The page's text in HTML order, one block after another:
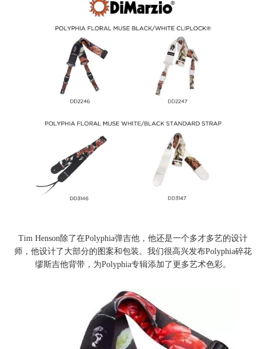
Tim Henson除了在Polyphia弹吉他，他还是一个多才多艺的设计
师，他设计了大部分的图案和包装。我们很高兴发布Polyphia碎花
缪斯吉他背带，为Polyphia专辑添加了更多艺术色彩。